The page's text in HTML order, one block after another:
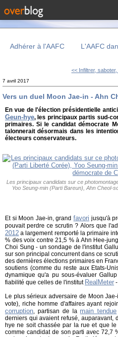
Adhérer à l'AAFC L'AAFC
<< Infiltrer, saboter,
7 avril 2017
Vers un duel Moon Jae-in - Ahn
En vue de l'élection présidentielle
Geun-hye, les principaux partis sud-
primaires. Si le candidat démocrate
talonnerait désormais dans les
électeurs conservateurs.
Les principaux candidats sur ce
Yoo Seung-min (Parti Bareun), Ahn Cheol-
Et si Moon Jae-in, grandfavori jusqu'à
pouvait perdre ce scrutin ? Alors que
2012 a largement remporté la primaire
% des voix contre 21,5 % à Ahn Hee-
Choi Sung - un sondage de l'institut
sur son principal concurrent dans ce
des dernières élections primaires en
soutiens (comme du reste aux Etats-
dynamique qu'a pu sous-évaluer
fiabilité que celles de l'institut RealMeter
Le plus sérieux adversaire de Moon
vote), riche homme d'affaires ayant
corruption, partisan de la main tendue
derniers qui avaient refusé, auparavant,
hye ne soit chassée par la rue et que
comme candidat de son parti avec 72,7